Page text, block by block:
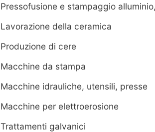
Pressofusione e stampaggio
Lavorazione della ceramica
Produzione di cere
Macchine da stampa
Macchine idrauliche, utensili, presse
Macchine per elettroerosione
Trattamenti galvanici